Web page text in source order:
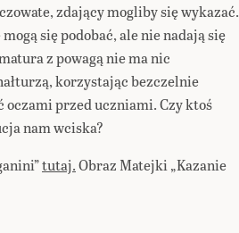
zdający mogliby się wykazać.
się podobać, ale nie nadają się
z powagą nie ma nic
korzystając bezczelnie
oczami przed uczniami. Czy ktoś
nam wciska?
tutaj.Obraz Matejki „Kazanie